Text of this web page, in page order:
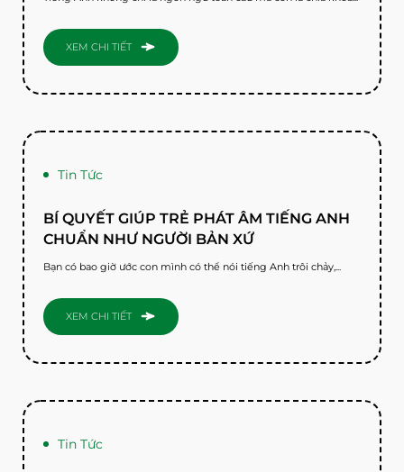
XEM CHI TIẾT
Tin Tức
BÍ QUYẾT GIÚP TRẺ PHÁT ÂM TIẾNG ANH
CHUẨN NHƯ NGƯỜI BẢN XỨ
Bạn có bao giờ ước con mình có thể nói tiếng Anh trôi chảy,...
XEM CHI TIẾT
Tin Tức